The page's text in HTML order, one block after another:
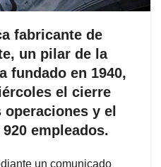
fabricante de
un pilar de la
fundado en 1940,
el cierre
y el
empleados.
un comunicado